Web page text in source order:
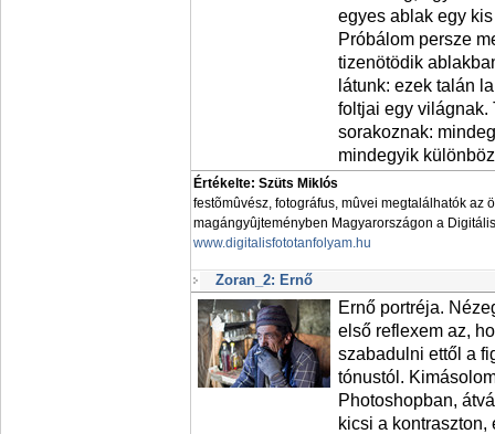
egyes ablak egy
Próbálom persze
tizenötödik
látunk: ezek talán
foltjai egy világnak.
sorakoznak:
mindegyik
Értékelte: Szüts Miklós
festõmûvész, fotográfus, mûvei megtalálhatók az
magángyûjteményben Magyarországon a
www.digitalisfototanfolyam.hu
Zoran_2: Ernő
Ernő portréja.
első reflexem az,
szabadulni ettől a
tónustól.
Photoshopban,
kicsi a kontraszton,